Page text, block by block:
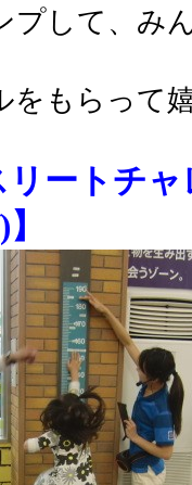
プして、み
をもらって
リートチ
】